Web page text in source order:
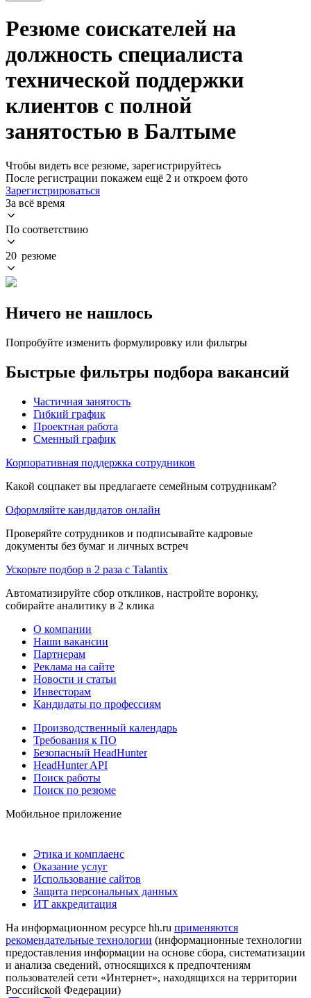
Резюме соискателей на
должность специалиста
технической поддержки
клиентов с полной
занятостью в Балтыме
Чтобы видеть все резюме, зарегистрируйтесь
После регистрации покажем ещё 2 и откроем фото
Зарегистрироваться
За всё время
По соответствию
20 резюме
Ничего не нашлось
Попробуйте изменить формулировку или фильтры
Быстрые фильтры подбора вакансий
Частичная занятость
Гибкий график
Проектная работа
Сменный график
Корпоративная поддержка сотрудников
Какой соцпакет вы предлагаете семейным сотрудникам?
Оформляйте кандидатов онлайн
Проверяйте сотрудников и подписывайте кадровые
документы без бумаг и личных встреч
Ускорьте подбор в 2 раза с Talantix
Автоматизируйте сбор откликов, настройте воронку,
собирайте аналитику в 2 клика
О компании
Наши вакансии
Партнерам
Реклама на сайте
Новости и статьи
Инвесторам
Кандидаты по профессиям
Производственный календарь
Требования к ПО
Безопасный HeadHunter
HeadHunter API
Поиск работы
Поиск по резюме
Мобильное приложение
Этика и комплаенс
Оказание услуг
Использование сайтов
Защита персональных данных
ИТ аккредитация
На информационном ресурсе hh.ru применяются
рекомендательные технологии (информационные технологии
предоставления информации на основе сбора, систематизации
и анализа сведений, относящихся к предпочтениям
пользователей сети «Интернет», находящихся на территории
Российской Федерации)